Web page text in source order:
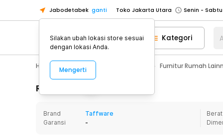
Jabodetabek ganti Toko Jakarta Utara
Toko Tangerang
Toko Cikupa
Pick n Go Jakarta Barat
Senin -
Pick n Go Bekasi
Senin - Jumat
Senin - Jumat
Senin -
Senin -
Kategori
Home Appliance Furnitur Rumah
Rincian Produk
Brand
Taffware
Garansi
-
Silakan ubah lokasi store sesuai
dengan lokasi Anda.
Mengerti